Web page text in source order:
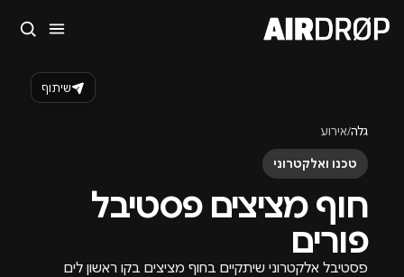
גלה/אירוע
טכנו ואלקטרוני
חוף מציצים פסטיבל
פורים
פסטיבל אלקטרוני שיתקיים בחוף מציצים בקו ראשון לים
שיתוף
סגור